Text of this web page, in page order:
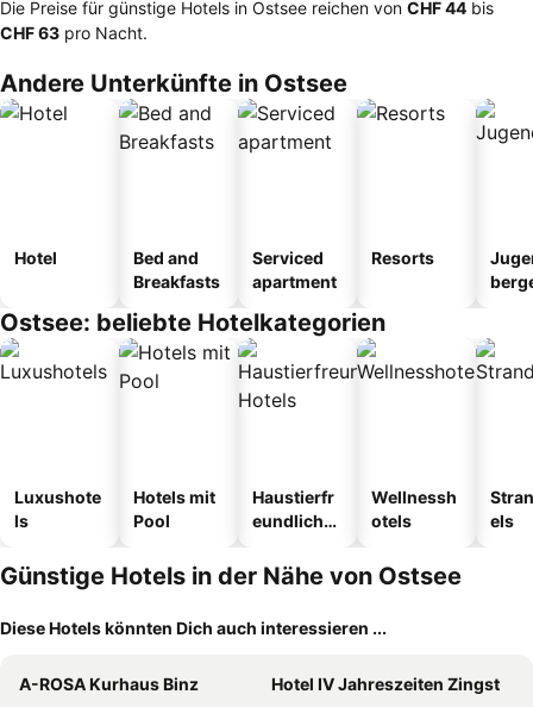
Die Preise für günstige Hotels in Ostsee reichen von ‎CHF 44 bis
‎CHF 63 pro Nacht.
Andere Unterkünfte in Ostsee
Hotel
Bed and
Breakfasts
Serviced
apartment
Resorts
Ostsee: beliebte Hotelkategorien
Luxushote
ls
Hotels mit
Pool
Haustierfr
eundliche
Wellnessh
otels
els
Günstige Hotels in der Nähe von Ostsee
Diese Hotels könnten Dich auch interessieren ...
A-ROSA Kurhaus Binz
Hotel IV Jahreszeiten Zingst